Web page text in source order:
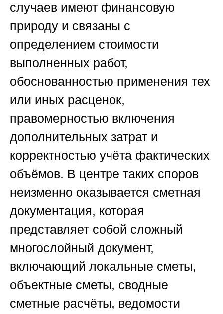
случаев имеют финансовую
природу и связаны с
определением стоимости
выполненных работ,
обоснованностью применения тех
или иных расценок,
правомерностью включения
дополнительных затрат и
корректностью учёта фактических
объёмов. В центре таких споров
неизменно оказывается сметная
документация, которая
представляет собой сложный
многослойный документ,
включающий локальные сметы,
объектные сметы, сводные
сметные расчёты, ведомости